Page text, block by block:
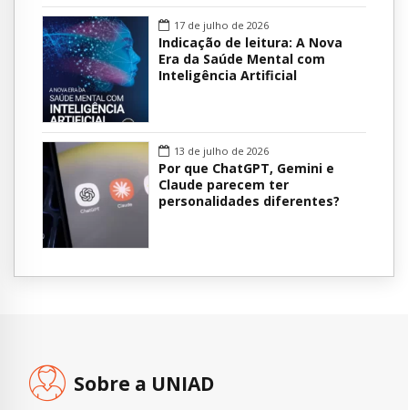
17 de julho de 2026
Indicação de leitura: A Nova
Era da Saúde Mental com
Inteligência Artificial
13 de julho de 2026
Por que ChatGPT, Gemini e
Claude parecem ter
personalidades diferentes?
Sobre a UNIAD